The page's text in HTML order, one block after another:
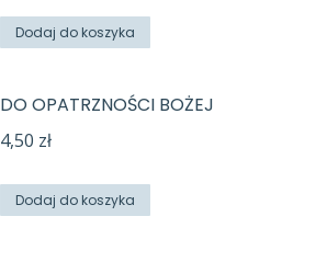
Dodaj do koszyka
DO OPATRZNOŚCI BOŻEJ
4,50 zł
Dodaj do koszyka